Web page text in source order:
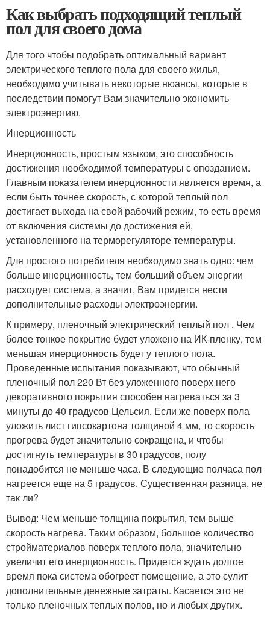
Как выбрать подходящий теплый
пол для своего дома
Для того чтобы подобрать оптимальный вариант
электрического теплого пола для своего жилья,
необходимо учитывать некоторые нюансы, которые в
последствии помогут Вам значительно экономить
электроэнергию.
Инерционность
Инерционность, простым языком, это способность
достижения необходимой температуры с опозданием.
Главным показателем инерционности является время, а
если быть точнее скорость, с которой теплый пол
достигает выхода на свой рабочий режим, то есть время
от включения системы до достижения ей,
установленного на терморегуляторе температуры.
Для простого потребителя необходимо знать одно: чем
больше инерционность, тем больший объем энергии
расходует система, а значит, Вам придется нести
дополнительные расходы электроэнергии.
К примеру, пленочный электрический теплый пол . Чем
более тонкое покрытие будет уложено на ИК-пленку, тем
меньшая инерционность будет у теплого пола.
Проведенные испытания показывают, что обычный
пленочный пол 220 Вт без уложенного поверх него
декоративного покрытия способен нагреваться за 3
минуты до 40 градусов Цельсия. Если же поверх пола
уложить лист гипсокартона толщиной 4 мм, то скорость
прогрева будет значительно сокращена, и чтобы
достигнуть температуры в 30 градусов, полу
понадобится не меньше часа. В следующие полчаса пол
нагреется еще на 5 градусов. Существенная разница, не
так ли?
Вывод: Чем меньше толщина покрытия, тем выше
скорость нагрева. Таким образом, большое количество
стройматериалов поверх теплого пола, значительно
увеличит его инерционность. Придется ждать долгое
время пока система обогреет помещение, а это сулит
дополнительные денежные затраты. Касается это не
только пленочных теплых полов, но и любых других.